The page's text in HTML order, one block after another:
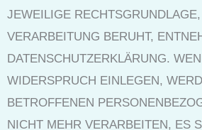
JEWEILIGE
VERARBEITUNG BERUHT,
DATENSCHUTZERKLÄRUNG.
WIDERSPRUCH EINLEGEN,
BETROFFENEN
NICHT MEHR VERARBEITEN, ES